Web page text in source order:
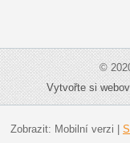
©
Vytvořte si
Zobrazit: Mobilní verzi